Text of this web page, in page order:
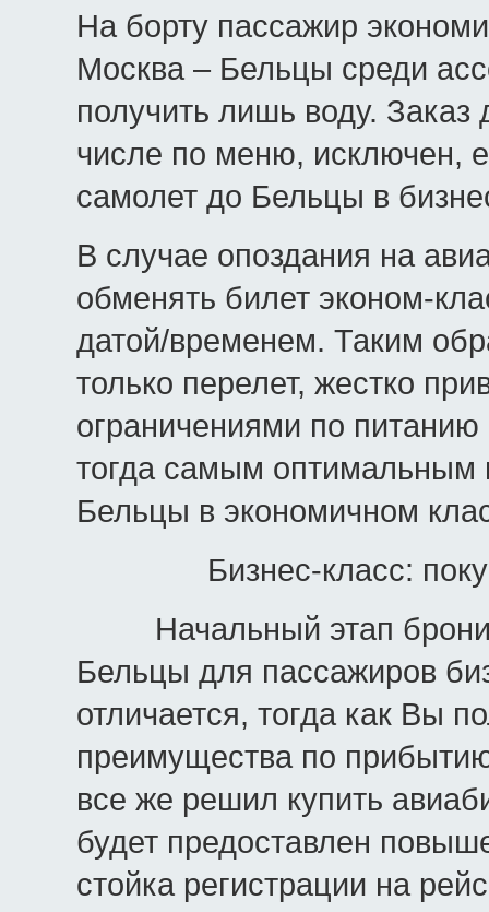
На борту пассажир
Москва – Бельцы среди
получить лишь воду. Заказ
числе по меню, исключен,
самолет до Бельцы в
В случае опоздания на
обменять билет эконом-
датой/временем. Таким
только перелет, жестко
ограничениями по
тогда самым оптимальным
Бельцы в экономичном
Бизнес-класс:
Начальный этап
Бельцы для пассажиров
отличается, тогда как Вы
преимущества по
все же решил купить
будет предоставлен
стойка регистрации на